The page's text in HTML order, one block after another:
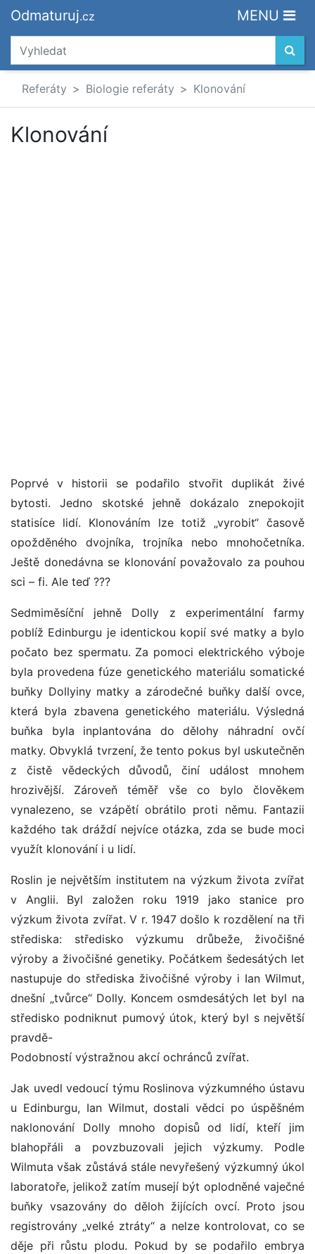
Odmaturuj.cz MENU
Referáty Biologie referáty Klonování
Klonování
Poprvé v historii se podařilo stvořit duplikát živé
bytosti. Jedno skotské jehně dokázalo znepokojit
statisíce lidí. Klonováním lze totiž „vyrobit“ časově
opožděného dvojníka, trojníka nebo mnohočetníka.
Ještě donedávna se klonování považovalo za pouhou
sci – fi. Ale teď ???
Sedmiměsíční jehně Dolly z experimentální farmy
poblíž Edinburgu je identickou kopií své matky a bylo
počato bez spermatu. Za pomoci elektrického výboje
byla provedena fúze genetického materiálu somatické
buňky Dollyiny matky a zárodečné buňky další ovce,
která byla zbavena genetického materiálu. Výsledná
buňka byla inplantována do dělohy náhradní ovčí
matky. Obvyklá tvrzení, že tento pokus byl uskutečněn
z čistě vědeckých důvodů, činí událost mnohem
hrozivější. Zároveň téměř vše co bylo člověkem
vynalezeno, se vzápětí obrátilo proti němu. Fantazii
každého tak dráždí nejvíce otázka, zda se bude moci
využít klonování i u lidí.
Roslin je největším institutem na výzkum života zvířat
v Anglii. Byl založen roku 1919 jako stanice pro
výzkum života zvířat. V r. 1947 došlo k rozdělení na tři
střediska: středisko výzkumu drůbeže, živočišné
výroby a živočišné genetiky. Počátkem šedesátých let
nastupuje do střediska živočišné výroby i Ian Wilmut,
dnešní „tvůrce“ Dolly. Koncem osmdesátých let byl na
středisko podniknut pumový útok, který byl s největší
pravdě-
Podobností výstražnou akcí ochránců zvířat.
Jak uvedl vedoucí týmu Roslinova výzkumného ústavu
u Edinburgu, Ian Wilmut, dostali vědci po úspěšném
naklonování Dolly mnoho dopisů od lidí, kteří jim
blahopřáli a povzbuzovali jejich výzkumy. Podle
Wilmuta však zůstává stále nevyřešený výzkumný úkol
laboratoře, jelikož zatím musejí být oplodněné vaječné
buňky vsazovány do děloh žijících ovcí. Proto jsou
registrovány „velké ztráty“ a nelze kontrolovat, co se
děje při růstu plodu. Pokud by se podařilo embrya